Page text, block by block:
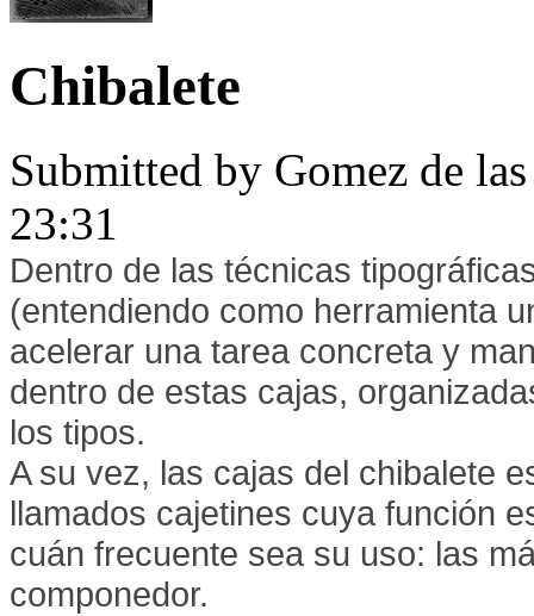
Chibalete
Submitted by Gomez de
23:31
Dentro de las técnicas
(entendiendo como herramienta
acelerar una tarea concreta y
dentro de estas cajas,
los tipos.
A su vez, las cajas del chibalete
llamados cajetines cuya función
cuán frecuente sea su uso: las
componedor.